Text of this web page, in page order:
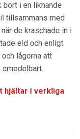
bort i en liknande
tillsammans med
när de kraschade in i
eld och enligt
lågorna att
omedelbart.
hjältar i verkliga